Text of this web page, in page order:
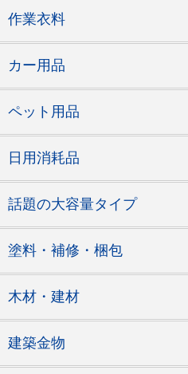
作業衣料
カー用品
ペット用品
日用消耗品
話題の大容量タイプ
塗料・補修・梱包
木材・建材
建築金物